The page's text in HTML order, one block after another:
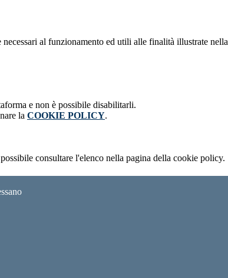
al funzionamento ed utili alle finalità illustrate nella
e non è possibile disabilitarli.
la COOKIE POLICY.
consultare l'elenco nella pagina della cookie policy.